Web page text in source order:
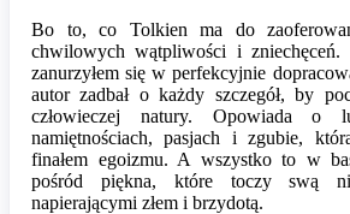
Bo to, co Tolkien ma do
chwilowych wątpliwości i zniechęceń.
zanurzyłem się w perfekcyjnie
autor zadbał o każdy szczegół, by
człowieczej natury. Opowiada o
namiętnościach, pasjach i zgubie,
finałem egoizmu. A wszystko to w
pośród piękna, które toczy swą
napierającymi złem i brzydotą.